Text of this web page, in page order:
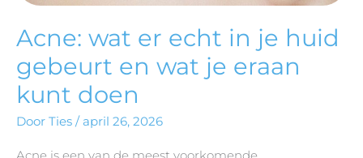
Acne: wat er echt in je huid
gebeurt en wat je eraan
kunt doen
Door Ties / april 26, 2026